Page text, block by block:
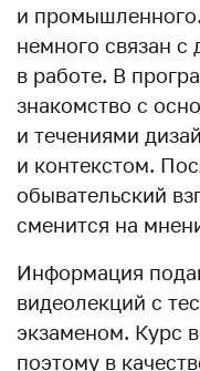
и
немного связан с
в работе. В
знакомство с
и течениями
и контекстом.
обывательский
сменится на
Информация
видеолекций с
экзаменом. Курс
поэтому в